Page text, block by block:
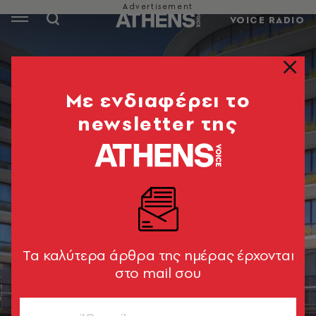
VOICE RADIO
« The Orbit » Office Campus © Nikos Daniilidis
Mε ενδιαφέρει το
newsletter της
Tα καλύτερα άρθρα της ημέρας έρχονται
στο mail σου